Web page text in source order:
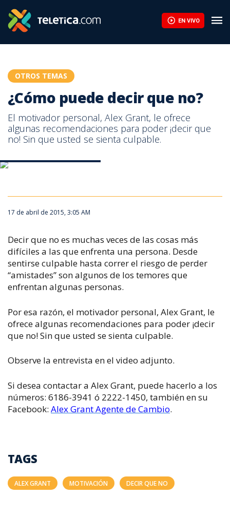
EN VIVO
OTROS TEMAS
¿Cómo puede decir que no?
El motivador personal, Alex Grant, le ofrece
algunas recomendaciones para poder ¡decir que
no! Sin que usted se sienta culpable.
17 de abril de 2015, 3:05 AM
Decir que no es muchas veces de las cosas más
difíciles a las que enfrenta una persona. Desde
sentirse culpable hasta correr el riesgo de perder
“amistades” son algunos de los temores que
enfrentan algunas personas.
Por esa razón, el motivador personal, Alex Grant, le
ofrece algunas recomendaciones para poder ¡decir
que no! Sin que usted se sienta culpable.
Observe la entrevista en el video adjunto.
Si desea contactar a Alex Grant, puede hacerlo a los
números: 6186-3941 ó 2222-1450, también en su
Facebook: Alex Grant Agente de Cambio.
TAGS
ALEX GRANT MOTIVACIÓN DECIR QUE NO